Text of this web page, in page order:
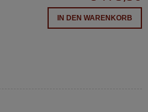
IN DEN WARENKORB